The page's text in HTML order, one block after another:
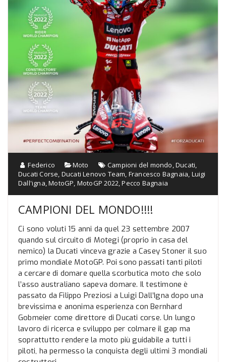
Federico Moto Campioni del mondo,Ducati,
Ducati Corse, Ducati Lenovo Team, Francesco Bagnaia, Luigi
Dall'igna,MotoGP, MotoGP 2022,Pecco Bagnaia
CAMPIONI DEL MONDO!!!!
Ci sono voluti 15 anni da quel 23 settembre 2007
quando sul circuito di Motegi (proprio in casa del
nemico) la Ducati vinceva grazie a Casey Stoner il suo
primo mondiale MotoGP. Poi sono passati tanti piloti
a cercare di domare quella scorbutica moto che solo
l’asso australiano sapeva domare. Il testimone è
passato da Filippo Preziosi a Luigi Dall’Igna dopo una
brevissima e anonima esperienza con Bernhard
Gobmeier come direttore di Ducati corse. Un lungo
lavoro di ricerca e sviluppo per colmare il gap ma
soprattutto rendere la moto più guidabile a tutti i
piloti, ha permesso la conquista degli ultimi 3 mondiali